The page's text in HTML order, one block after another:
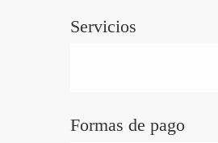
Servicios
Formas de pago